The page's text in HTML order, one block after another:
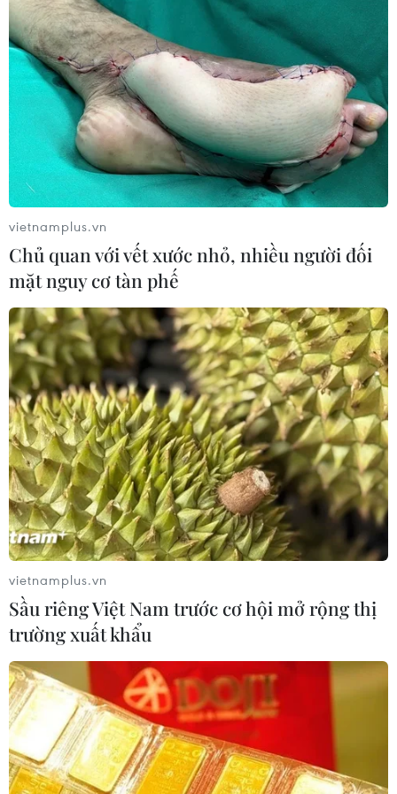
(TTXVN/Vietnam+)
#Tết Nguyên đán Giáp Thìn
#Lễ hội Xuân 2024
#An toàn giao thông
#Tai nạn giao thông
#Tết Nguyên đán
Theo dõi VietnamPlus
An toàn Giao thông
Đề xuất thí điểm làn vượt xe trên cao tốc từ quý
4 năm 2026
Hiện trường vụ ghe gỗ phát nổ trên
sông Sài Gòn khiến một người thiệt mạng
Cảnh sát giao thông triển khai chiến dịch nâng
cao kỹ năng lái xe môtô, xe gắn máy
vietnamplus.vn
Chủ quan với vết xước nhỏ, nhiều người đối
mặt nguy cơ tàn phế
vietnamplus.vn
Sầu riêng Việt Nam trước cơ hội mở rộng thị
trường xuất khẩu